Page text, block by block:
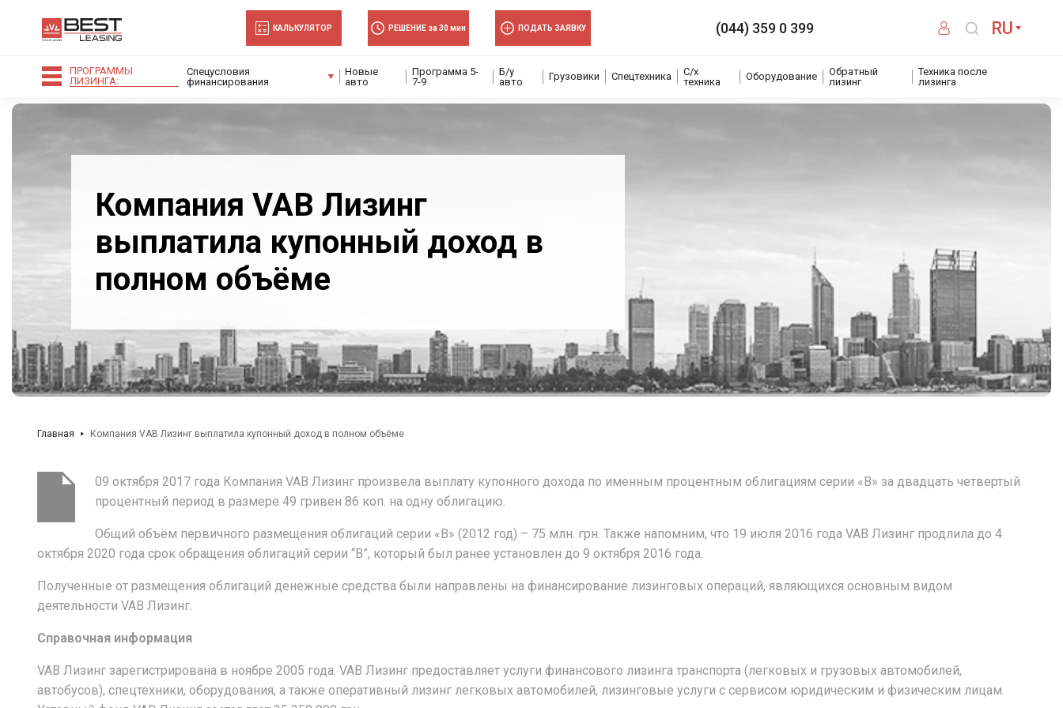
КАЛЬКУЛЯТОР РЕШЕНИЕ за 30 мин ПОДАТЬ ЗАЯВКУ (044) 359 0 399 RU
ПРОГРАММЫ
ЛИЗИНГА:
Спецусловия
финансирования
Новые
авто
Программа 5-
7-9
Б/у
авто
Грузовики Спецтехника
С/х
техника
Оборудование
Обратный
лизинг
Техника после
лизинга
Компания VAB Лизинг
выплатила купонный доход в
полном объёме
Главная Компания VAB Лизинг выплатила купонный доход в полном объёме
09 октября 2017 года Компания VAB Лизинг произвела выплату купонного дохода по именным процентным облигациям серии «B» за двадцать четвертый
процентный период в размере 49 гривен 86 коп. на одну облигацию.
Общий объём первичного размещения облигаций серии «В» (2012 год) – 75 млн. грн. Также напомним, что 19 июля 2016 года VAB Лизинг продлила до 4
октября 2020 года срок обращения облигаций серии “В”, который был ранее установлен до 9 октября 2016 года.
Полученные от размещения облигаций денежные средства были направлены на финансирование лизинговых операций, являющихся основным видом
деятельности VAB Лизинг.
Справочная информация
VAB Лизинг зарегистрирована в ноябре 2005 года. VAB Лизинг предоставляет услуги финансового лизинга транспорта (легковых и грузовых автомобилей,
автобусов), спецтехники, оборудования, а также оперативный лизинг легковых автомобилей, лизинговые услуги с сервисом юридическим и физическим лицам.